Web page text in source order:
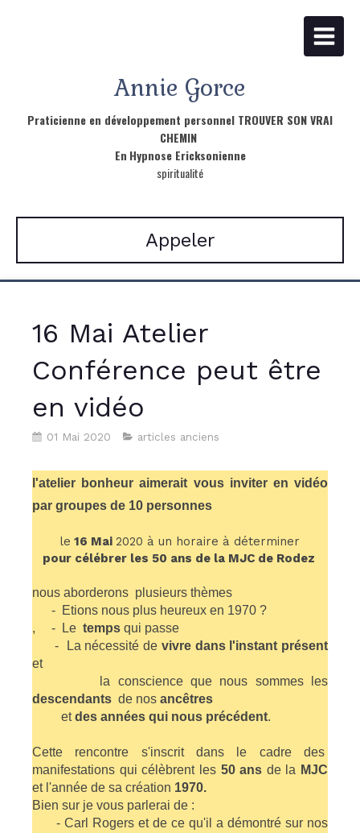
Annie Gorce
Praticienne en développement personnel TROUVER SON VRAI
CHEMIN
En Hypnose Ericksonienne
spiritualité
Appeler
16 Mai Atelier
Conférence peut être
en vidéo
01 Mai 2020 articles anciens
l'atelier bonheur aimerait vous inviter en vidéo
par groupes de 10 personnes
le 16 Mai 2020 à un horaire à déterminer
pour célébrer les 50 ans de la MJC de Rodez
nous aborderons plusieurs thèmes
- Etions nous plus heureux en 1970 ?
, - Le temps qui passe
- La nécessité de vivre dans l'instant présent
et
la conscience que nous sommes les
descendants de nos ancêtres
etdes années qui nous précédent.
Cette rencontre s'inscrit dans le cadre des
manifestations qui célèbrent les 50 ans de la MJC
et l'année de sa création 1970.
Bien sur je vous parlerai de :
- Carl Rogers et de ce qu'il a démontré sur nos